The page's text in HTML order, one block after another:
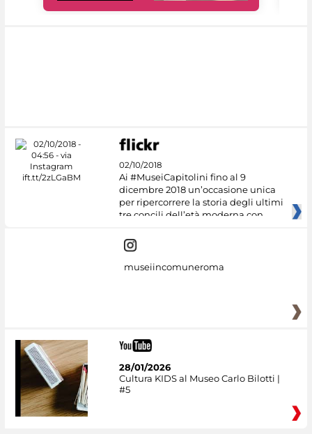
02/10/2018
Ai #MuseiCapitolini fino al 9
dicembre 2018 un’occasione unica
per ripercorrere la storia degli ultimi
tre concili dell’età moderna con
museiincomuneroma
28/01/2026
Cultura KIDS al Museo Carlo Bilotti |
#5